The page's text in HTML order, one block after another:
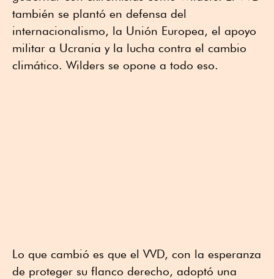
también se plantó en defensa del
internacionalismo, la Unión Europea, el apoyo
militar a Ucrania y la lucha contra el cambio
climático. Wilders se opone a todo eso.
Lo que cambió es que el VVD, con la esperanza
de proteger su flanco derecho, adoptó una